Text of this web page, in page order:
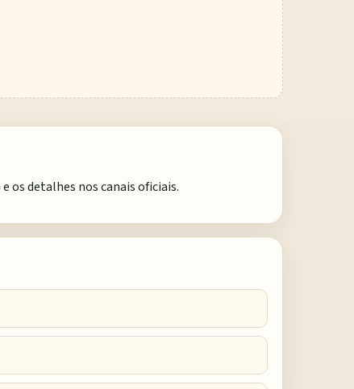
os detalhes nos canais oficiais.